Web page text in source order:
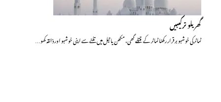
گھریلو ترکیبیں
ٹماٹر کی خوشبو برقرار رکھنا ٹماٹر کے قتلے گھی، مکھن یا تیل میں تلنے سے اپنی خوشبو اور ذائقہ کھو…